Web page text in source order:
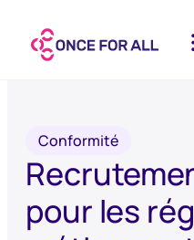
Conformité
pour les